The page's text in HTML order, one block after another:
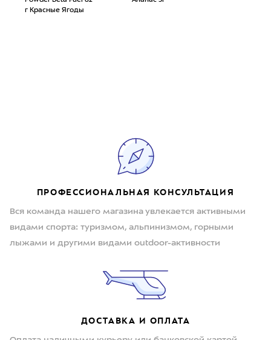
г Красные Ягоды
ПРОФЕССИОНАЛЬНАЯ КОНСУЛЬТАЦИЯ
Вся команда нашего магазина увлекается активными
видами спорта: туризмом, альпинизмом, горными
лыжами и другими видами outdoor-активности
ДОСТАВКА И ОПЛАТА